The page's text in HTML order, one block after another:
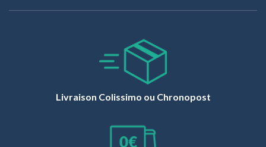
Livraison Colissimo ou Chronopost